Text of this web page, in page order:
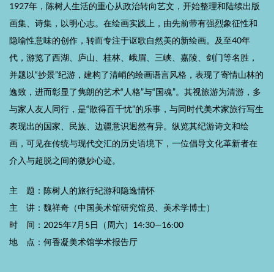
1927年，陈树人生活的重心从政治转向艺文，开始整理和陆续出版
画集、诗集，以明心志。在绘画实践上，由先前带有强烈象征性和
隐喻性意味的创作，转而专注于讴歌自然美的新绘画。及至40年
代，游览了西湖、庐山、桂林、峨眉、三峡、嘉陵、剑门等名胜，
并题以“抄景”纪游，建构了清峭的绘画语言风格，表现了寄情山林的
逸致，进而彰显了隽朗的艺术“人格”与“国魂”。其视旅游为清游，多
与家人友人同行，是“散得百千忧”的乐事，与同时代美术家旅行写生
表现出的国家、民族、边疆意识迥然有异。纵览其纪游诗文和绘
画，可见在传统与现代交汇的历史语境下，一位倡导文化革新者在
介入与超脱之间的微妙心迹。
主 题：陈树人的旅行纪游和隐逸情怀
主 讲：魏祥奇（中国美术馆研究馆员、美术学博士）
时 间：2025年7月5日（周六）14:30—16:00
地 点：何香凝美术馆学术报告厅